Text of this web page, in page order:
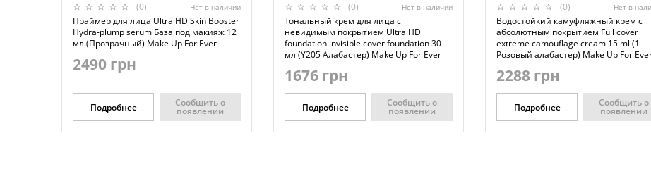
(0) Нет в наличии
Праймер для лица Ultra HD Skin Booster
Hydra-plump serum База под макияж 12
мл (Прозрачный) Make Up For Ever
2490 грн
Подробнее Сообщить о
появлении
(0) Нет в наличии
Тональный крем для лица с
невидимым покрытием Ultra HD
foundation invisible cover foundation 30
мл (Y205 Алабастер) Make Up For Ever
1676 грн
Подробнее Сообщить о
появлении
(0) Нет в
Водостойкий камуфляжный крем с
абсолютным покрытием Full cover
extreme camouflage cream 15 ml (1
Розовый алабастер) Make Up For
2288 грн
Подробнее Сообщить о
появлении